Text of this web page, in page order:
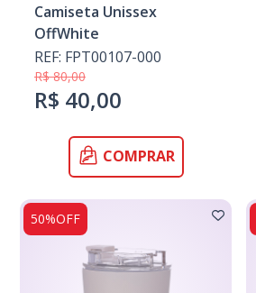
Camiseta Unissex
OffWhite
REF: FPT00107-000
R$ 80,00
R$ 40,00
COMPRAR
50%OFF